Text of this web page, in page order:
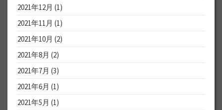
2021年12月 (1)
2021年11月 (1)
2021年10月 (2)
2021年8月 (2)
2021年7月 (3)
2021年6月 (1)
2021年5月 (1)